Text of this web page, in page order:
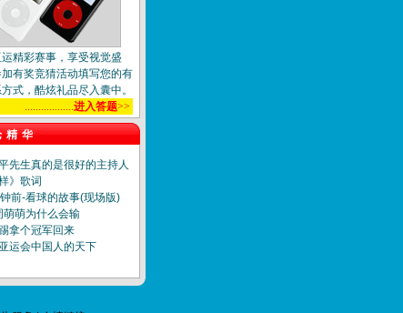
精彩赛事，享受视觉盛
有奖竞猜活动填写您的有
式，酷炫礼品尽入囊中。
..................进入答题>>
精华
先生真的是很好的主持人
》歌词
前-看球的故事(现场版)
萌萌为什么会输
拿个冠军回来
运会中国人的天下